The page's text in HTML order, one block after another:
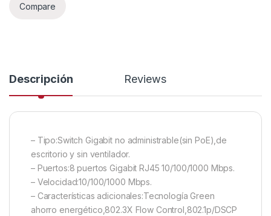
Compare
Descripción Reviews
– Tipo:Switch Gigabit no administrable(sin PoE),de
escritorio y sin ventilador.
– Puertos:8 puertos Gigabit RJ45 10/100/1000 Mbps.
– Velocidad:10/100/1000 Mbps.
– Características adicionales:Tecnología Green
ahorro energético,802.3X Flow Control,802.1p/DSCP